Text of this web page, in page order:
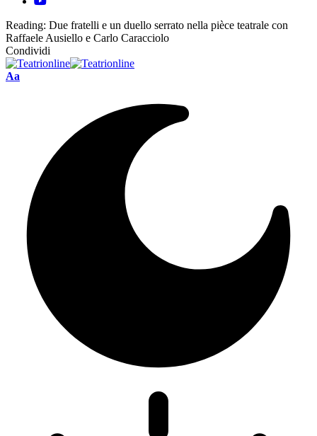
Reading: Due fratelli e un duello serrato nella pièce teatrale con
Raffaele Ausiello e Carlo Caracciolo
Condividi
Font
Aa